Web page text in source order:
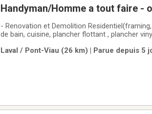
Handyman/Homme a tout faire -
- Renovation et Demolition
de bain, cuisine, plancher flottant , plancher
Laval / Pont-Viau (26 km) | Parue depuis 5